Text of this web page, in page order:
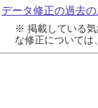
データ修正の過去
※ 掲載している気
な修正については